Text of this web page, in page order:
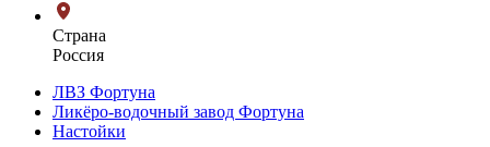
Страна
Россия
ЛВЗ Фортуна
Ликёро-водочный завод Фортуна
Настойки